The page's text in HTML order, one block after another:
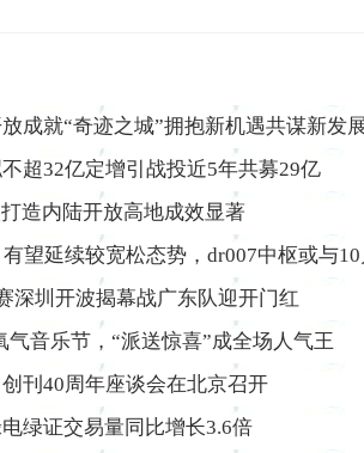
成就“奇迹之城”拥抱新机遇共谋新发
超32亿定增引战投近5年共募29亿
造内陆开放高地成效显著
望延续较宽松态势，dr007中枢或与
深圳开波揭幕战广东队迎开门红
气音乐节，“派送惊喜”成全场人气王
创刊40周年座谈会在北京召开
绿证交易量同比增长3.6倍